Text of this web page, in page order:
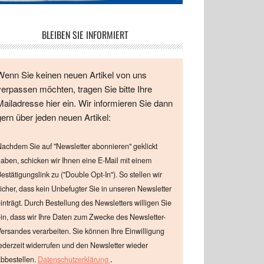
BLEIBEN SIE INFORMIERT
Sie keinen neuen Artikel von uns
möchten, tragen Sie bitte Ihre
hier ein. Wir informieren Sie dann
über jeden neuen Artikel:
Sie auf "Newsletter abonnieren" geklickt
schicken wir Ihnen eine E-Mail mit einem
zu ("Double Opt-In"). So stellen wir
dass kein Unbefugter Sie in unseren Newsletter
Durch Bestellung des Newsletters willigen Sie
dass wir Ihre Daten zum Zwecke des Newsletter-
verarbeiten. Sie können Ihre Einwilligung
widerrufen und den Newsletter wieder
Datenschutzerklärung .